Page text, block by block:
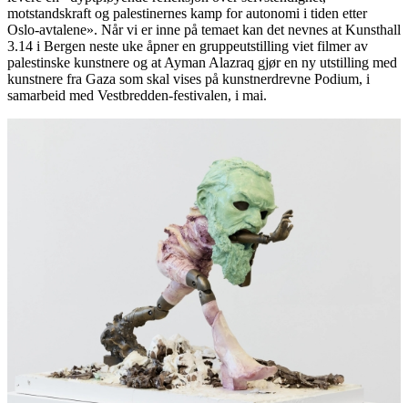
motstandskraft og palestinernes kamp for autonomi i tiden etter
Oslo-avtalene». Når vi er inne på temaet kan det nevnes at Kunsthall
3.14 i Bergen neste uke åpner en gruppeutstilling viet filmer av
palestinske kunstnere og at Ayman Alazraq gjør en ny utstilling med
kunstnere fra Gaza som skal vises på kunstnerdrevne Podium, i
samarbeid med Vestbredden-festivalen, i mai.